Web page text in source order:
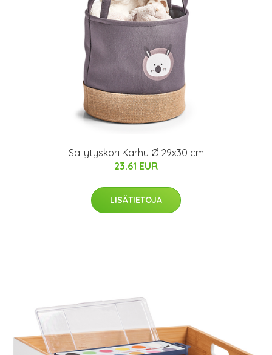
Säilytyskori Karhu Ø 29x30 cm
23.61 EUR
LISÄTIETOJA